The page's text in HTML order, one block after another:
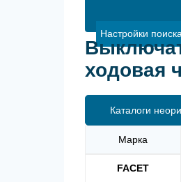
Настройки
ходовая
Каталоги
Марка
FACET